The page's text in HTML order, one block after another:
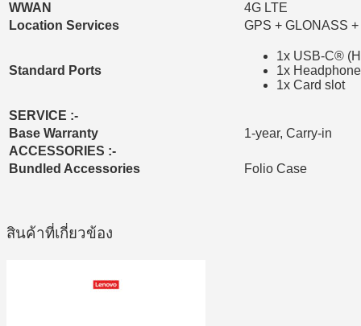
WWAN
4G LTE
Location Services
GPS + GLONASS
Standard Ports
1x USB-C®
1x
1x Card slot
SERVICE :-
Base Warranty
1-year, Carry-in
ACCESSORIES :-
Bundled Accessories
Folio Case
สินค้าที่เกี่ยวข้อง